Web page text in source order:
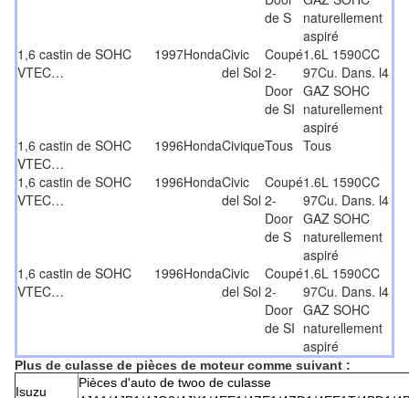
de S
naturellement
aspiré
1,6 castin de SOHC
VTEC…
1997HondaCivic
del Sol
Coupé
2-
Door
de SI
1.6L 1590CC
97Cu. Dans. l4
GAZ SOHC
naturellement
aspiré
1,6 castin de SOHC
VTEC…
1996HondaCiviqueTous Tous
1,6 castin de SOHC
VTEC…
1996HondaCivic
del Sol
Coupé
2-
Door
de S
1.6L 1590CC
97Cu. Dans. l4
GAZ SOHC
naturellement
aspiré
1,6 castin de SOHC
VTEC…
1996HondaCivic
del Sol
Coupé
2-
Door
de SI
1.6L 1590CC
97Cu. Dans. l4
GAZ SOHC
naturellement
aspiré
Plus de culasse de pièces de moteur comme suivant :
Isuzu
Pièces d'auto de twoo de culasse